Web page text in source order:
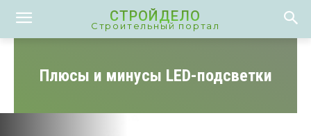
СТРОЙДЕЛО
Строительный портал
Плюсы и минусы LED-подсветки